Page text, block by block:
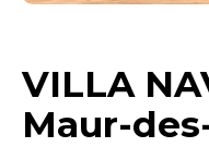
VILLA
Maur-